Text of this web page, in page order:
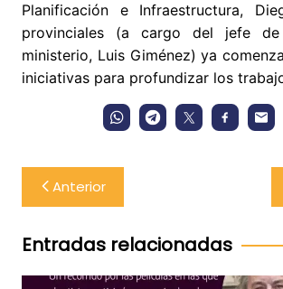
Planificación e Infraestructura,
provinciales (a cargo del jefe
ministerio, Luis Giménez) ya
iniciativas para profundizar los
Navegación
de
entradas
Anterior
Entradas relacionadas